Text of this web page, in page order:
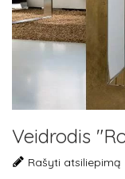
Veidrodis
Rašyti atsiliepimą